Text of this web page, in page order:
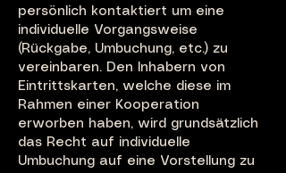
persönlich kontaktiert um eine
individuelle Vorgangsweise
(Rückgabe, Umbuchung, etc.) zu
vereinbaren. Den Inhabern von
Eintrittskarten, welche diese im
Rahmen einer Kooperation
erworben haben, wird grundsätzlich
das Recht auf individuelle
Umbuchung auf eine Vorstellung zu